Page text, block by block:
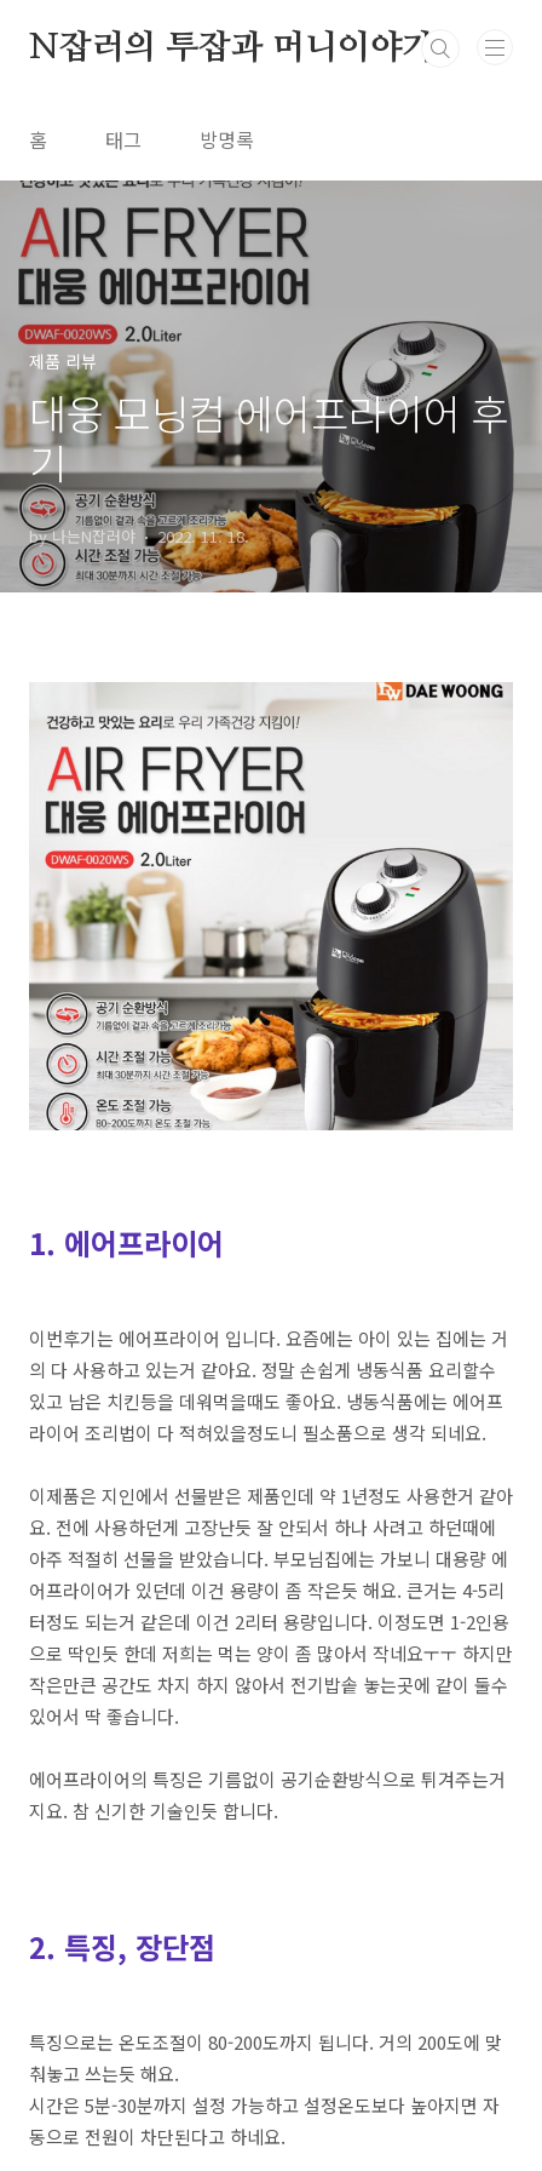
N잡러의 투잡과 머니이야기
홈 태그 방명록
제품 리뷰
대웅 모닝컴 에어프라이어 후
기
by 나는N잡러야 2022. 11. 18.
1. 에어프라이어
이번후기는 에어프라이어 입니다. 요즘에는 아이 있는 집에는 거
의 다사용하고 있는거 같아요. 정말손쉽게 냉동식품 요리할수
있고 남은 치킨등을 데워먹을때도 좋아요. 냉동식품에는 에어프
라이어 조리법이 다적혀있을정도니 필소품으로 생각 되네요.
이제품은 지인에서 선물받은 제품인데 약 1년정도 사용한거 같아
요. 전에 사용하던게 고장난듯 잘 안되서 하나 사려고 하던때에
아주 적절히 선물을 받았습니다. 부모님집에는 가보니 대용량 에
어프라이어가 있던데 이건 용량이 좀 작은듯 해요. 큰거는 4-5리
터정도 되는거 같은데 이건 2리터 용량입니다. 이정도면 1-2인용
으로 딱인듯 한데 저희는 먹는 양이 좀 많아서 작네요ㅜㅜ 하지만
작은만큰 공간도 차지 하지 않아서 전기밥솥 놓는곳에 같이 둘수
있어서 딱 좋습니다.
에어프라이어의 특징은 기름없이 공기순환방식으로 튀겨주는거
지요. 참 신기한기술인듯 합니다.
2. 특징, 장단점
특징으로는 온도조절이 80-200도까지 됩니다. 거의 200도에 맞
춰놓고쓰는듯 해요.
시간은 5분-30분까지 설정 가능하고설정온도보다 높아지면 자
동으로 전원이 차단된다고 하네요.